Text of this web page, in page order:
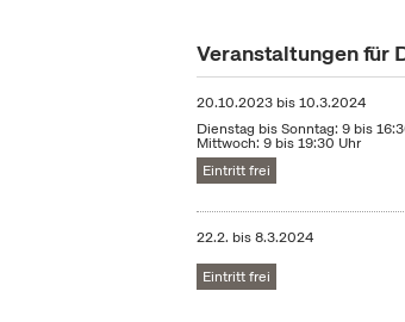
Veranstaltungen für
20.10.2023 bis10.3.2024
Dienstag bis Sonntag: 9 bis
Mittwoch: 9 bis 19:30 Uhr
Eintritt frei
22.2. bis8.3.2024
Eintritt frei